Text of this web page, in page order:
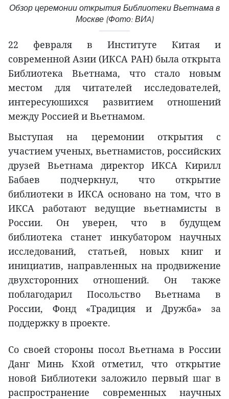
Обзор церемонии открытия Библиотеки Вьетнама в
Москве (Фото: ВИA)
22 февраля в Институте Китая и
современной Азии (ИКСА РАН) была открыта
Библиотека Вьетнама, что стало новым
местом для читателей исследователей,
интересуюшихся развитием отношений
между Россией и Вьетнамом.
Выступая на церемонии открытия с
участием ученых, вьетнамистов, российских
друзей Вьетнама директор ИКСА Кирилл
Бабаев подчеркнул, что открытие
библиотеки в ИКСА основано на том, что в
ИКСА работают ведущие вьетнамисты в
России. Он уверен, что в будущем
библиотека станет инкубатором научных
исследований, статьей, новых книг и
инициатив, направленных на продвижение
двухсторонних отношений. Он также
поблагодарил Посольство Вьетнама в
России, Фонд «Традиция и Дружба» за
поддержку в проекте.
Со своей стороны посол Вьетнама в России
Данг Минь Кхой отметил, что открытие
новой Библиотеки заложило первый шаг в
распространение современных научных